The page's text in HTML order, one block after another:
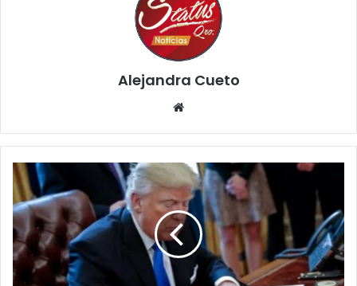
Alejandra Cueto
Trump
asegura
que
grandes
petroleras
ya
están